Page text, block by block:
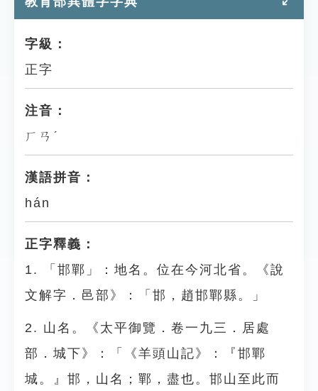
字級：
正字
注音：
ㄏㄢˊ
漢語拼音：
hán
正字釋義：
1. 「邯鄲」：地名。位在今河北省。《說
文解字．邑部》：「邯，趙邯鄲縣。」
2. 山名。《太平御覽．卷一九三．居處
部．城下》：「《羊頭山記》：『邯鄲
城。』邯，山名；鄲，盡也。邯山至此而